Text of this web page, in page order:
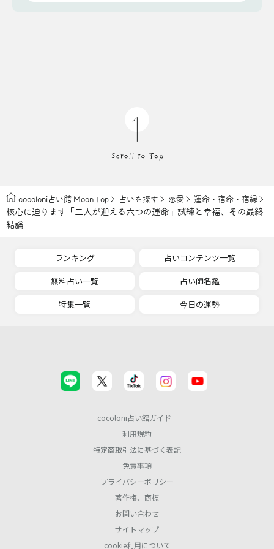
cocoloni占い館 Moon Top 占いを探す 恋愛 運命・宿命・宿縁
核心に迫ります「二人が迎える六つの運命」試練と幸福、その最終
結論
ランキング
占いコンテンツ一覧
無料占い一覧
占い師名鑑
特集一覧
今日の運勢
cocoloni占い館ガイド
利用規約
特定商取引法に基づく表記
免責事項
プライバシーポリシー
著作権、商標
お問い合わせ
サイトマップ
cookie利用について